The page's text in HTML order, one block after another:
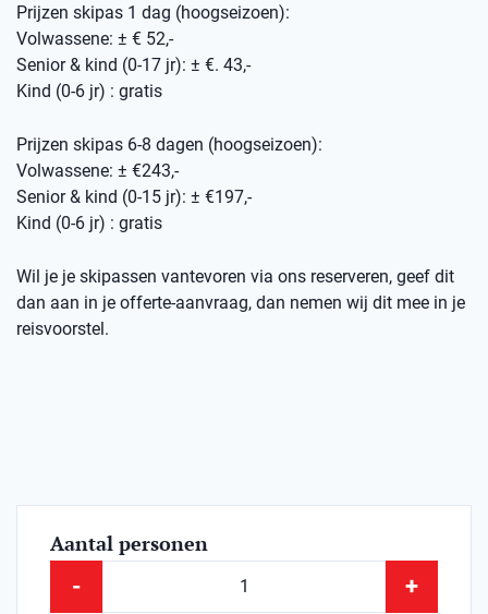
Prijzen skipas 1 dag (hoogseizoen):
Volwassene: ± € 52,-
Senior & kind (0-17 jr): ± €. 43,-
Kind (0-6 jr) : gratis
Prijzen skipas 6-8 dagen (hoogseizoen):
Volwassene: ± €243,-
Senior & kind (0-15 jr): ± €197,-
Kind (0-6 jr) : gratis
Wil je je skipassen vantevoren via ons reserveren, geef dit
dan aan in je offerte-aanvraag, dan nemen wij dit mee in je
reisvoorstel.
Aantal personen
- +